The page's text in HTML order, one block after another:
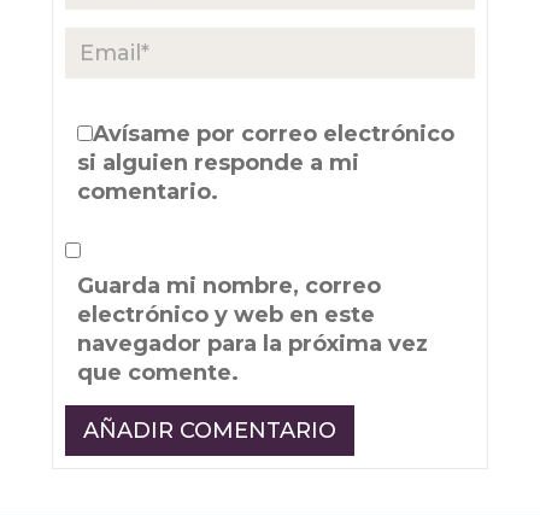
Avísame por correo electrónico
si alguien responde a mi
comentario.
Guarda mi nombre, correo
electrónico y web en este
navegador para la próxima vez
que comente.